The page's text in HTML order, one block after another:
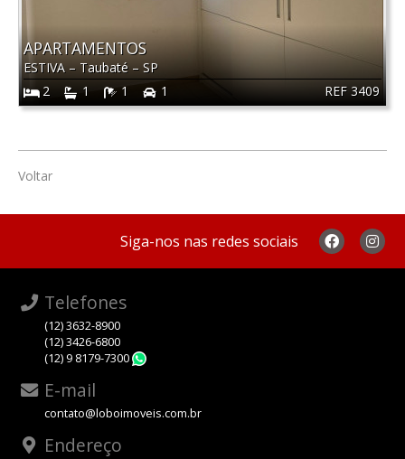
REF 3409
APARTAMENTOS
ESTIVA – Taubaté – SP
2
1 1 1
Voltar
Siga-nos nas redes sociais
Telefones
(12) 3632-8900
(12) 3426-6800
(12) 9 8179-7300
E-mail
contato@loboimoveis.com.br
Endereço